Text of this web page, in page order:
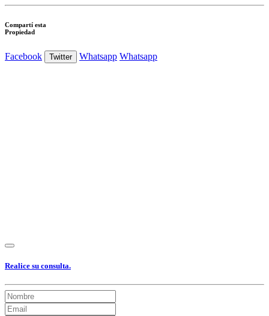
Compartí esta
Propiedad
Facebook Twitter Whatsapp Whatsapp
Realice su consulta.